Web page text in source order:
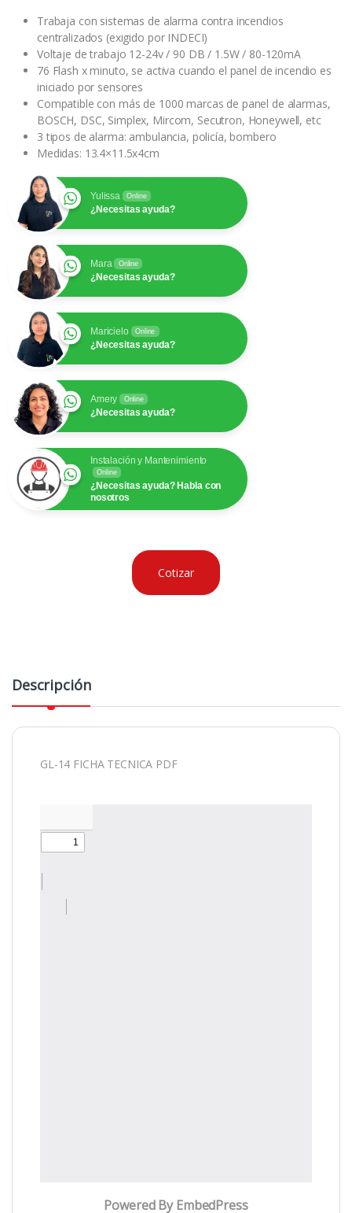
Trabaja con sistemas de alarma contra incendios
centralizados (exigido por INDECI)
Voltaje de trabajo 12-24v / 90 DB / 1.5W / 80-120mA
76 Flash x minuto, se activa cuando el panel de incendio es
iniciado por sensores
Compatible con más de 1000 marcas de panel de alarmas,
BOSCH, DSC, Simplex, Mircom, Secutron, Honeywell, etc
3 tipos de alarma: ambulancia, policía, bombero
Medidas: 13.4×11.5x4cm
Yulissa Online
¿Necesitas ayuda?
Mara Online
¿Necesitas ayuda?
Maricielo Online
¿Necesitas ayuda?
Amery Online
¿Necesitas ayuda?
Instalación y Mantenimiento
Online
¿Necesitas ayuda? Habla con
nosotros
Cotizar
Descripción
GL-14 FICHA TECNICA PDF
Powered By EmbedPress